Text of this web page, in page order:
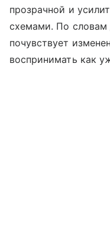
прозрачной и
схемами. По словам
почувствует
воспринимать как